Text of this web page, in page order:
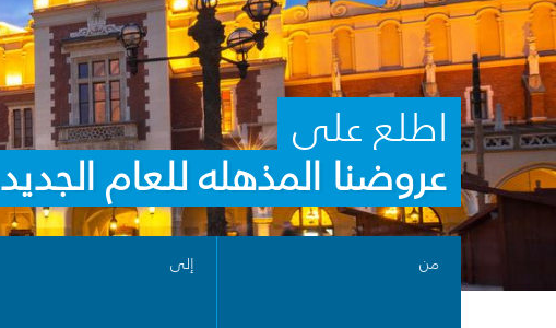
اطلع علي
عروضنا المذهله للعام الجديد
من إلى